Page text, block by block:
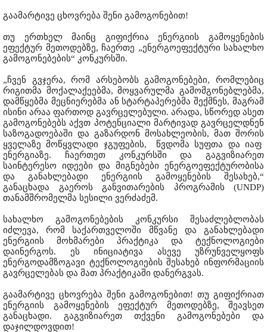
გაამარტივე ცხოვრება შენი გამოგონებით!
თუ ერთხელ მაინც გიფიქრია ენერგიის გამოყენების
ეფექტურ მეთოდებზე, ჩაერთე „ენერგოეფექტური სახალხო
გამოგონებების“ კონკურსში.
„ჩვენ გვჯერა, რომ არსებობს გამოგონებები, რომლებიც
რიგითმა მოქალაქეებმა, მოყვარულმა გამომგონებლებმა,
დამწყებმა მეცნიერებმა ან სტარტაპერებმა შექმნეს, მაგრამ
ისინი არაა ფართოდ გავრცელებული. არადა, სწორედ ასეთ
გამოგონებებს აქვთ პოტენციალი მარტივად გავრცელდნენ
საზოგადოებაში და გაზარდონ მოსახლეობის, მათ შორის
ყველაზე მოწყვლადი ჯგუფების, წვდომა სუფთა და იაფ
ენერგიაზე. ჩაერთეთ კონკურსში და გაგვიზიარეთ
საინტერესო იდეები და მიგნებები ენერგოეფექტურობისა
და განახლებადი ენერგიის გამოყენების შესახებ,“
განაცხადა გაეროს განვითარების პროგრამის (UNDP)
თანამშრომელმა სესილი ვერძაძემ.
სახალხო გამოგონებების კონკურსი შესაძლებლობას
იძლევა, რომ საქართველოში მწვანე და განახლებადი
ენერგიის მოხმარები პრაქტიკა და ტექნოლოგიები
დაინერგოს. ეს ინიციატივა ასევე უზრუნველყოფს
ენერგოდამზოგავი ტექნოლოგიების შესახებ ინფორმაციის
გავრცელებას და მათ პრაქტიკაში დანერგვას.
გაამარტივე ცხოვრება შენი გამოგონებით! თუ გიფიქრიათ
ენერგიის გამოყენების ეფექტურ მეთოდებზე, შეავსეთ
განაცხადი. გაგვიზიარეთ თქვენი გამოგონებები და
დაჯილდოვდით!